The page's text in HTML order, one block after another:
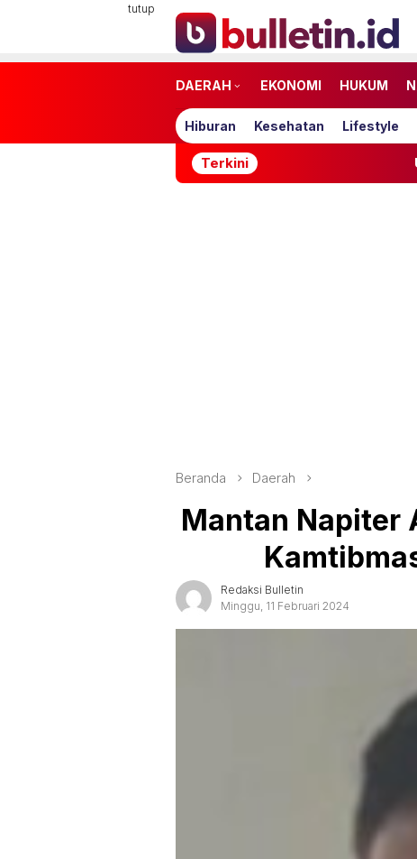
tutup
DAERAH EKONOMI HUKUM
Hiburan Kesehatan Lifestyle
Terkini Utang Kopdes
Beranda Daerah
Mantan Napiter
Redaksi Bulletin
Minggu, 11 Februari 2024